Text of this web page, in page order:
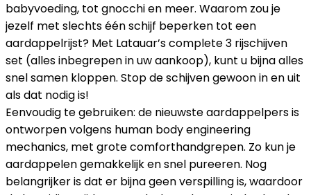
babyvoeding, tot gnocchi en meer. Waarom zou je
jezelf met slechts één schijf beperken tot een
aardappelrijst? Met Latauar’s complete 3 rijschijven
set (alles inbegrepen in uw aankoop), kunt u bijna alles
snel samen kloppen. Stop de schijven gewoon in en uit
als dat nodig is!
Eenvoudig te gebruiken: de nieuwste aardappelpers is
ontworpen volgens human body engineering
mechanics, met grote comforthandgrepen. Zo kun je
aardappelen gemakkelijk en snel pureeren. Nog
belangrijker is dat er bijna geen verspilling is, waardoor